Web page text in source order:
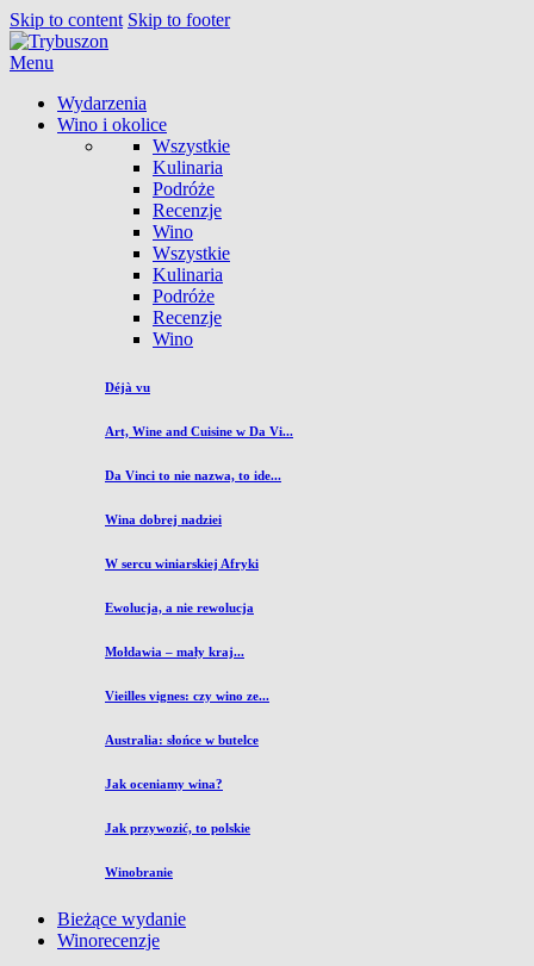
Skip to content Skip to footer
Menu
Wydarzenia
Wino i okolice
Wszystkie
Kulinaria
Podróże
Recenzje
Wino
Wszystkie
Kulinaria
Podróże
Recenzje
Wino
Déjà vu
Art, Wine and Cuisine w Da Vi...
Da Vinci to nie nazwa, to ide...
Wina dobrej nadziei
W sercu winiarskiej Afryki
Ewolucja, a nie rewolucja
Mołdawia – mały kraj...
Vieilles vignes: czy wino ze...
Australia: słońce w butelce
Jak oceniamy wina?
Jak przywozić, to polskie
Winobranie
Bieżące wydanie
Winorecenzje